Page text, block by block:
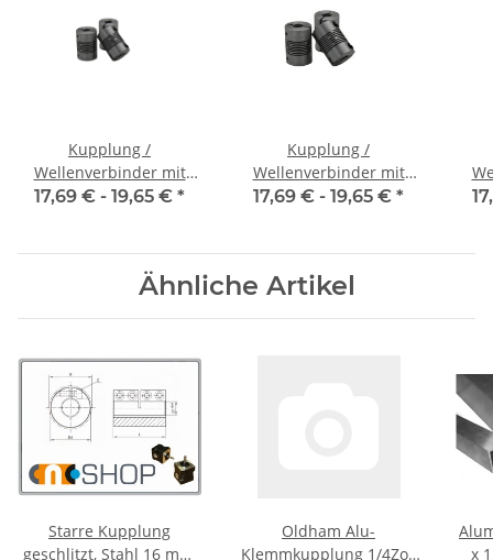
Kupplung /
Wellenverbinder mit
Klemmnaben WSV-K 16
17,69 € - 19,65 € *
Kupplung /
Wellenverbinder mit
Klemmnaben WSV-K 16
17,69 € - 19,65 € *
Ähnliche Artikel
Starre Kupplung
geschlitzt, Stahl 16 mm,
Oldham Alu-
Klemmkupplung 1/4Zoll
x